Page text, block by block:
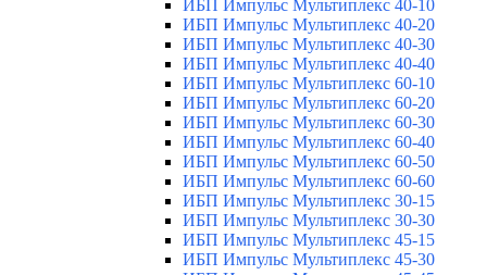
ИБП Импульс Мультиплекс 40-10
ИБП Импульс Мультиплекс 40-20
ИБП Импульс Мультиплекс 40-30
ИБП Импульс Мультиплекс 40-40
ИБП Импульс Мультиплекс 60-10
ИБП Импульс Мультиплекс 60-20
ИБП Импульс Мультиплекс 60-30
ИБП Импульс Мультиплекс 60-40
ИБП Импульс Мультиплекс 60-50
ИБП Импульс Мультиплекс 60-60
ИБП Импульс Мультиплекс 30-15
ИБП Импульс Мультиплекс 30-30
ИБП Импульс Мультиплекс 45-15
ИБП Импульс Мультиплекс 45-30